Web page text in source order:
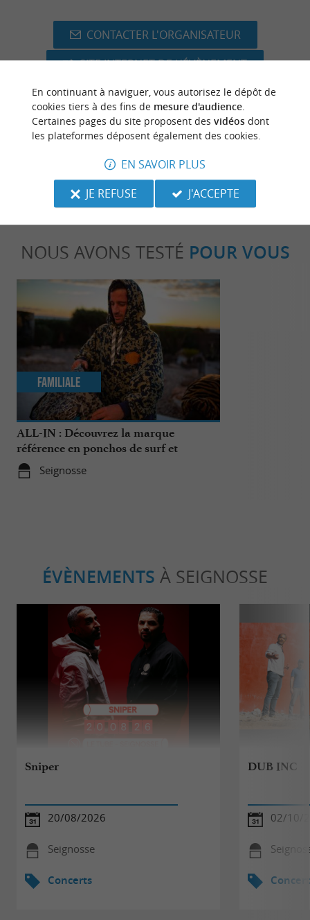
CONTACTER L'ORGANISATEUR
SITE INTERNET DE L'ÉVÈNEMENT
dernière mise à jour :09/03/2026 à 11:48:41
Source :Evènement proposé par un internaute
NOUS AVONS TESTÉ POUR VOUS
ALL-IN : Découvrez la marque
référence en ponchos de surf et
accessoires de sports nautiques !
Seignosse
Familiale
ÉVÈNEMENTS À SEIGNOSSE
Sniper
20/08/2026
Seignosse
Concerts
DUB INC
02/10/
En continuant à naviguer, vous autorisez le dépôt de
cookies tiers à des fins de mesure d'audience.
Certaines pages du site proposent des vidéosdont
les plateformes déposent également des cookies.
EN SAVOIR PLUS
JE REFUSE
J'ACCEPTE